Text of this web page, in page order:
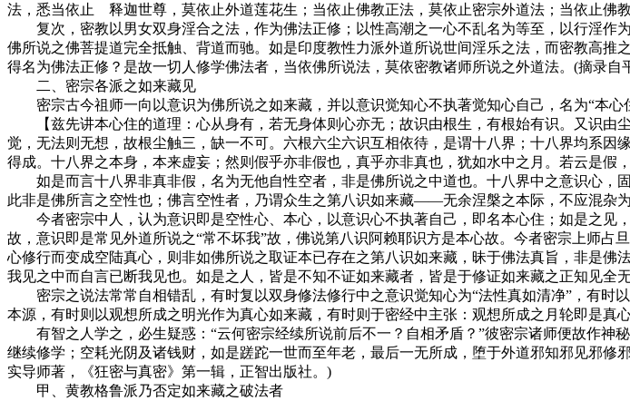
法，悉当依止 释迦世尊，莫依止外道莲花生；当依止佛教正法，莫依止密宗外道法；当依止佛
复次，密教以男女双身淫合之法，作为佛法正修；以性高潮之一心不乱名为等至，以行淫作
佛所说之佛菩提道完全抵触、背道而驰。如是印度教性力派外道所说世间淫乐之法，而密教高
得名为佛法正修？是故一切人修学佛法者，当依佛所说法，莫依密教诸师所说之外道法。(摘录
二、密宗各派之如来藏见
密宗古今祖师一向以意识为佛所说之如来藏，并以意识觉知心不执著觉知心自己，名为“本心
【兹先讲本心住的道理：心从身有，若无身体则心亦无；故识由根生，有根始有识。又识由
觉，无法则无想，故根尘触三，缺一不可。六根六尘六识互相依待，是谓十八界；十八界均系
得成。十八界之本身，本来虚妄；然则假乎亦非假也，真乎亦非真也，犹如水中之月。若云是假
如是而言十八界非真非假，名为无他自性空者，非是佛所说之中道也。十八界中之意识心，
此非是佛所言之空性也；佛言空性者，乃谓众生之第八识如来藏——无余涅槃之本际，不应混杂为
今者密宗中人，认为意识即是空性心、本心，以意识心不执著自己，即名本心住；如是之见
故，意识即是常见外道所说之“常不坏我”故，佛说第八识阿赖耶识方是本心故。今者密宗上师
心修行而变成空陆真心，则非如佛所说之取证本已存在之第八识如来藏，昧于佛法真旨，非是
我见之中而自言已断我见也。如是之人，皆是不知不证如来藏者，皆是于修证如来藏之正知见
密宗之说法常常自相错乱，有时复以双身修法修行中之意识觉知心为“法性真如清净”，有时
本源，有时则以观想所成之明光作为真心如来藏，有时则于密经中主张：观想所成之月轮即是
有智之人学之，必生疑惑：“云何密宗经续所说前后不一？自相矛盾？”彼密宗诸师便故作神
继续修学；空耗光阴及诸钱财，如是蹉跎一世而至年老，最后一无所成，堕于外道邪知邪见邪
实导师著，《狂密与真密》第一辑，正智出版社。)
甲、黄教格鲁派乃否定如来藏之破法者